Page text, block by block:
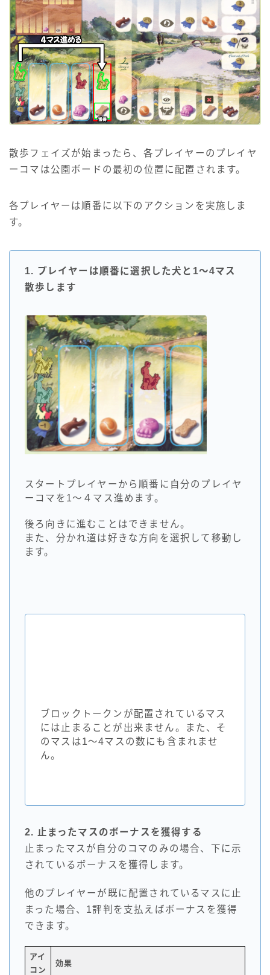
散歩フェイズが始まったら、各プレイヤーのプレイヤ
ーコマは公園ボードの最初の位置に配置されます。
各プレイヤーは順番に以下のアクションを実施しま
す。
1. プレイヤーは順番に選択した犬と1～4マス
散歩します
スタートプレイヤーから順番に自分のプレイヤ
ーコマを1～４マス進めます。
後ろ向きに進むことはできません。
また、分かれ道は好きな方向を選択して移動し
ます。
ブロックトークンが配置されているマス
には止まることが出来ません。また、そ
のマスは1～4マスの数にも含まれませ
ん。
2. 止まったマスのボーナスを獲得する
止まったマスが自分のコマのみの場合、下に示
されているボーナスを獲得します。
他のプレイヤーが既に配置されているマスに止
まった場合、1評判を支払えばボーナスを獲得
できます。
アイ
コン
効果